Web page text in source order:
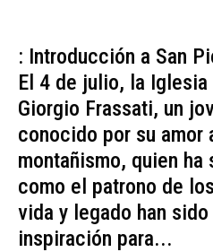
: Introducción a San
El 4 de julio, la
Giorgio Frassati, un
conocido por su amor
montañismo, quien
como el patrono de
vida y legado han
inspiración para...